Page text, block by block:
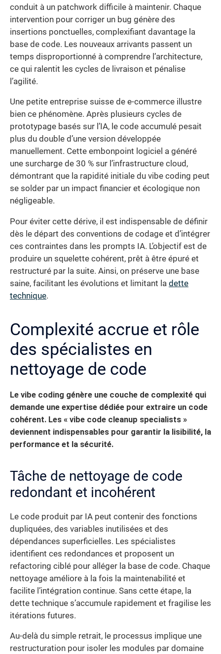
conduit à un patchwork difficile à maintenir. Chaque
intervention pour corriger un bug génère des
insertions ponctuelles, complexifiant davantage la
base de code. Les nouveaux arrivants passent un
temps disproportionné à comprendre l’architecture,
ce qui ralentit les cycles de livraison et pénalise
l’agilité.
Une petite entreprise suisse de e-commerce illustre
bien ce phénomène. Après plusieurs cycles de
prototypage basés sur l’IA, le code accumulé pesait
plus du double d’une version développée
manuellement. Cette embonpoint logiciel a généré
une surcharge de 30 % sur l’infrastructure cloud,
démontrant que la rapidité initiale du vibe coding peut
se solder par un impact financier et écologique non
négligeable.
Pour éviter cette dérive, il est indispensable de définir
dès le départ des conventions de codage et d’intégrer
ces contraintes dans les prompts IA. L’objectif est de
produire un squelette cohérent, prêt à être épuré et
restructuré par la suite. Ainsi, on préserve une base
saine, facilitant les évolutions et limitant la dette
technique.
Complexité accrue et rôle
des spécialistes en
nettoyage de code
Le vibe coding génère une couche de complexité qui
demande une expertise dédiée pour extraire un code
cohérent. Les « vibe code cleanup specialists »
deviennent indispensables pour garantir la lisibilité, la
performance et la sécurité.
Tâche de nettoyage de code
redondant et incohérent
Le code produit par IA peut contenir des fonctions
dupliquées, des variables inutilisées et des
dépendances superficielles. Les spécialistes
identifient ces redondances et proposent un
refactoring ciblé pour alléger la base de code. Chaque
nettoyage améliore à la fois la maintenabilité et
facilite l’intégration continue. Sans cette étape, la
dette technique s’accumule rapidement et fragilise les
itérations futures.
Au-delà du simple retrait, le processus implique une
restructuration pour isoler les modules par domaine